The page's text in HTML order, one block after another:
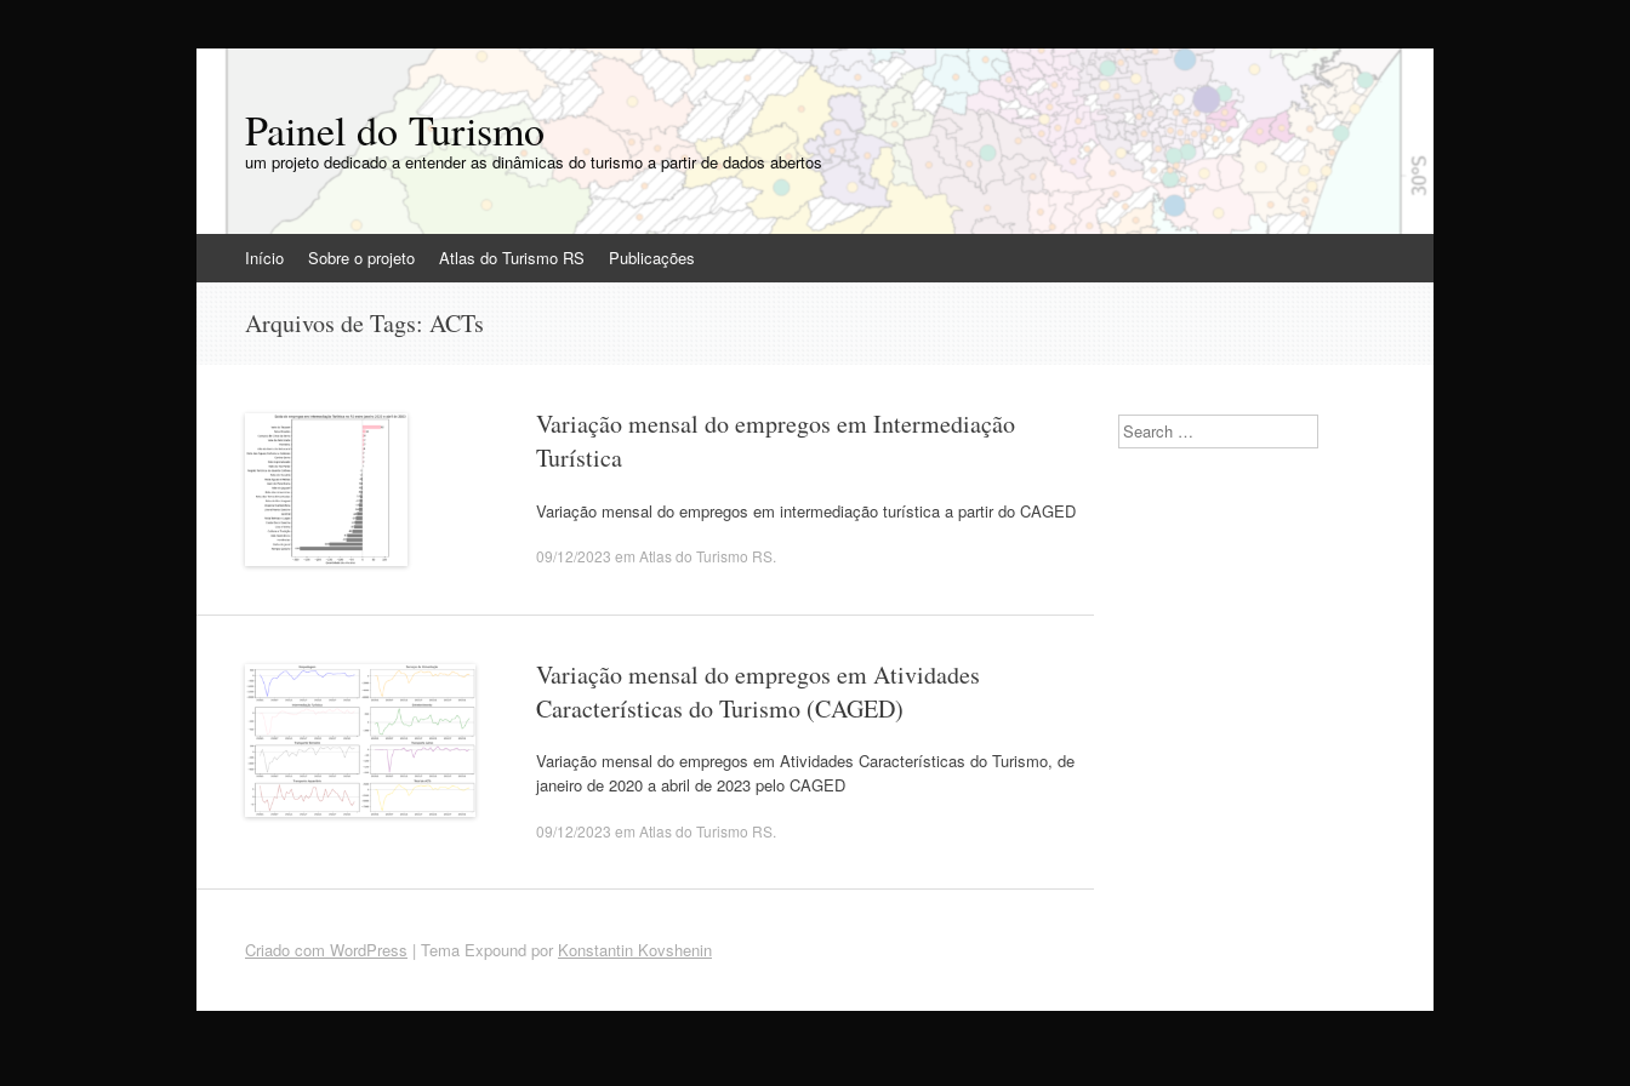
Painel do Turismo
um projeto dedicado a entender as dinâmicas do turismo a partir de dados abertos
para
conteúdo
Início Sobre o projeto Atlas do Turismo RS Publicações
Arquivos de Tags: ACTs
Variação mensal do empregos em Intermediação
Turística
Variação mensal do empregos em intermediação turística a partir do CAGED
09/12/2023 em Atlas do Turismo RS
Variação mensal do empregos em Atividades
Características do Turismo (CAGED)
Variação mensal do empregos em Atividades Características do Turismo, de
janeiro de 2020 a abril de 2023 pelo CAGED
09/12/2023 em Atlas do Turismo RS
Search
Criado com WordPress | Tema Expound por Konstantin Kovshenin